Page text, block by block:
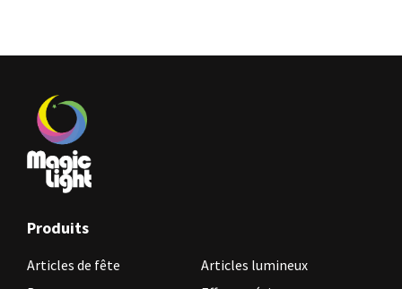
Produits
Articles de fête
Articles lumineux